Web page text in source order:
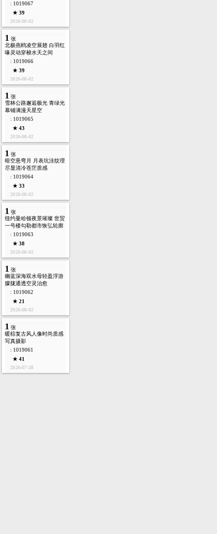
: 1019067
★ 39
2026-08-02
1 张
北极燕鸥凌空展翅 白羽红
喙灵动穿梭水天之间
: 1019066
★ 39
2026-08-02
1 张
雪林公路邂逅极光 青绿光
幕铺满漫天星空
: 1019065
★ 43
2026-08-02
1 张
暗空悬弯月 月表坑洼纹理
尽显清冷苍茫质感
: 1019064
★ 33
2026-08-02
1 张
纽约曼哈顿夜景璀璨 世贸
一号楼勾勒都市恢弘轮廓
: 1019063
★ 38
2026-08-02
1 张
幽蓝深海双水母轻盈浮游
朦胧通透空灵治愈
: 1019062
★ 21
2026-08-02
1 张
暖棕复古风人像时尚质感
写真摄影
: 1019061
★ 41
2026-07-28